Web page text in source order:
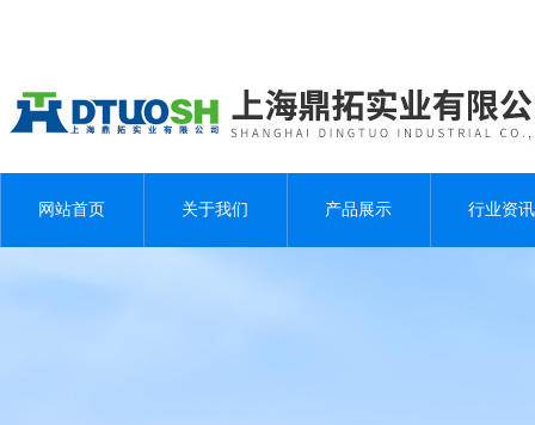
网站首页 关于我们 产品展示 行业资讯